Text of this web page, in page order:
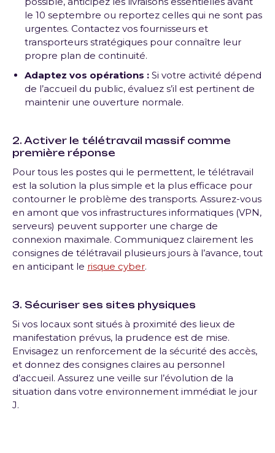
le 10 septembre ou reportez celles qui ne sont pas
urgentes. Contactez vos fournisseurs et
transporteurs stratégiques pour connaître leur
propre plan de continuité.
Adaptez vos opérations : Si votre activité dépend
de l’accueil du public, évaluez s’il est pertinent de
maintenir une ouverture normale.
2. Activer le télétravail massif comme
première réponse
Pour tous les postes qui le permettent, le télétravail
est la solution la plus simple et la plus efficace pour
contourner le problème des transports. Assurez-vous
en amont que vos infrastructures informatiques (VPN,
serveurs) peuvent supporter une charge de
connexion maximale. Communiquez clairement les
consignes de télétravail plusieurs jours à l’avance, tout
en anticipant le risque cyber.
3. Sécuriser ses sites physiques
Si vos locaux sont situés à proximité des lieux de
manifestation prévus, la prudence est de mise.
Envisagez un renforcement de la sécurité des accès,
et donnez des consignes claires au personnel
d’accueil. Assurez une veille sur l’évolution de la
situation dans votre environnement immédiat le jour
J.